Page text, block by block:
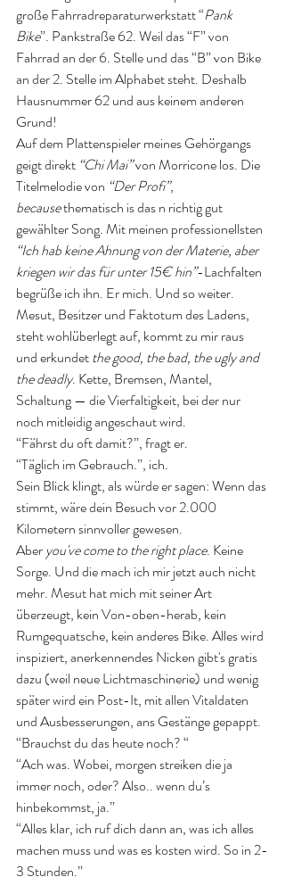
große Fahrradreparaturwerkstatt “Pank
Bike”. Pankstraße 62. Weil das “F” von
Fahrrad an der 6. Stelle und das “B” von Bike
an der 2. Stelle im Alphabet steht. Deshalb
Hausnummer 62 und aus keinem anderen
Grund!
Auf dem Plattenspieler meines Gehörgangs
geigt direkt “Chi Mai” von Morricone los. Die
Titelmelodie von “Der Profi”,
because thematisch is das n richtig gut
gewählter Song. Mit meinen professionellsten
“Ich hab keine Ahnung von der Materie, aber
kriegen wir das für unter 15€ hin”-Lachfalten
begrüße ich ihn. Er mich. Und so weiter.
Mesut, Besitzer und Faktotum des Ladens,
steht wohlüberlegt auf, kommt zu mir raus
und erkundet the good, the bad, the ugly and
the deadly. Kette, Bremsen, Mantel,
Schaltung — die Vierfaltigkeit, bei der nur
noch mitleidig angeschaut wird.
“Fährst du oft damit?”, fragt er.
“Täglich im Gebrauch.”, ich.
Sein Blick klingt, als würde er sagen: Wenn das
stimmt, wäre dein Besuch vor 2.000
Kilometern sinnvoller gewesen.
Aber you've come to the right place. Keine
Sorge. Und die mach ich mir jetzt auch nicht
mehr. Mesut hat mich mit seiner Art
überzeugt, kein Von-oben-herab, kein
Rumgequatsche, kein anderes Bike. Alles wird
inspiziert, anerkennendes Nicken gibt's gratis
dazu (weil neue Lichtmaschinerie) und wenig
später wird ein Post-It, mit allen Vitaldaten
und Ausbesserungen, ans Gestänge gepappt.
“Brauchst du das heute noch? “
“Ach was. Wobei, morgen streiken die ja
immer noch, oder? Also.. wenn du’s
hinbekommst, ja.”
“Alles klar, ich ruf dich dann an, was ich alles
machen muss und was es kosten wird. So in 2-
3 Stunden.”